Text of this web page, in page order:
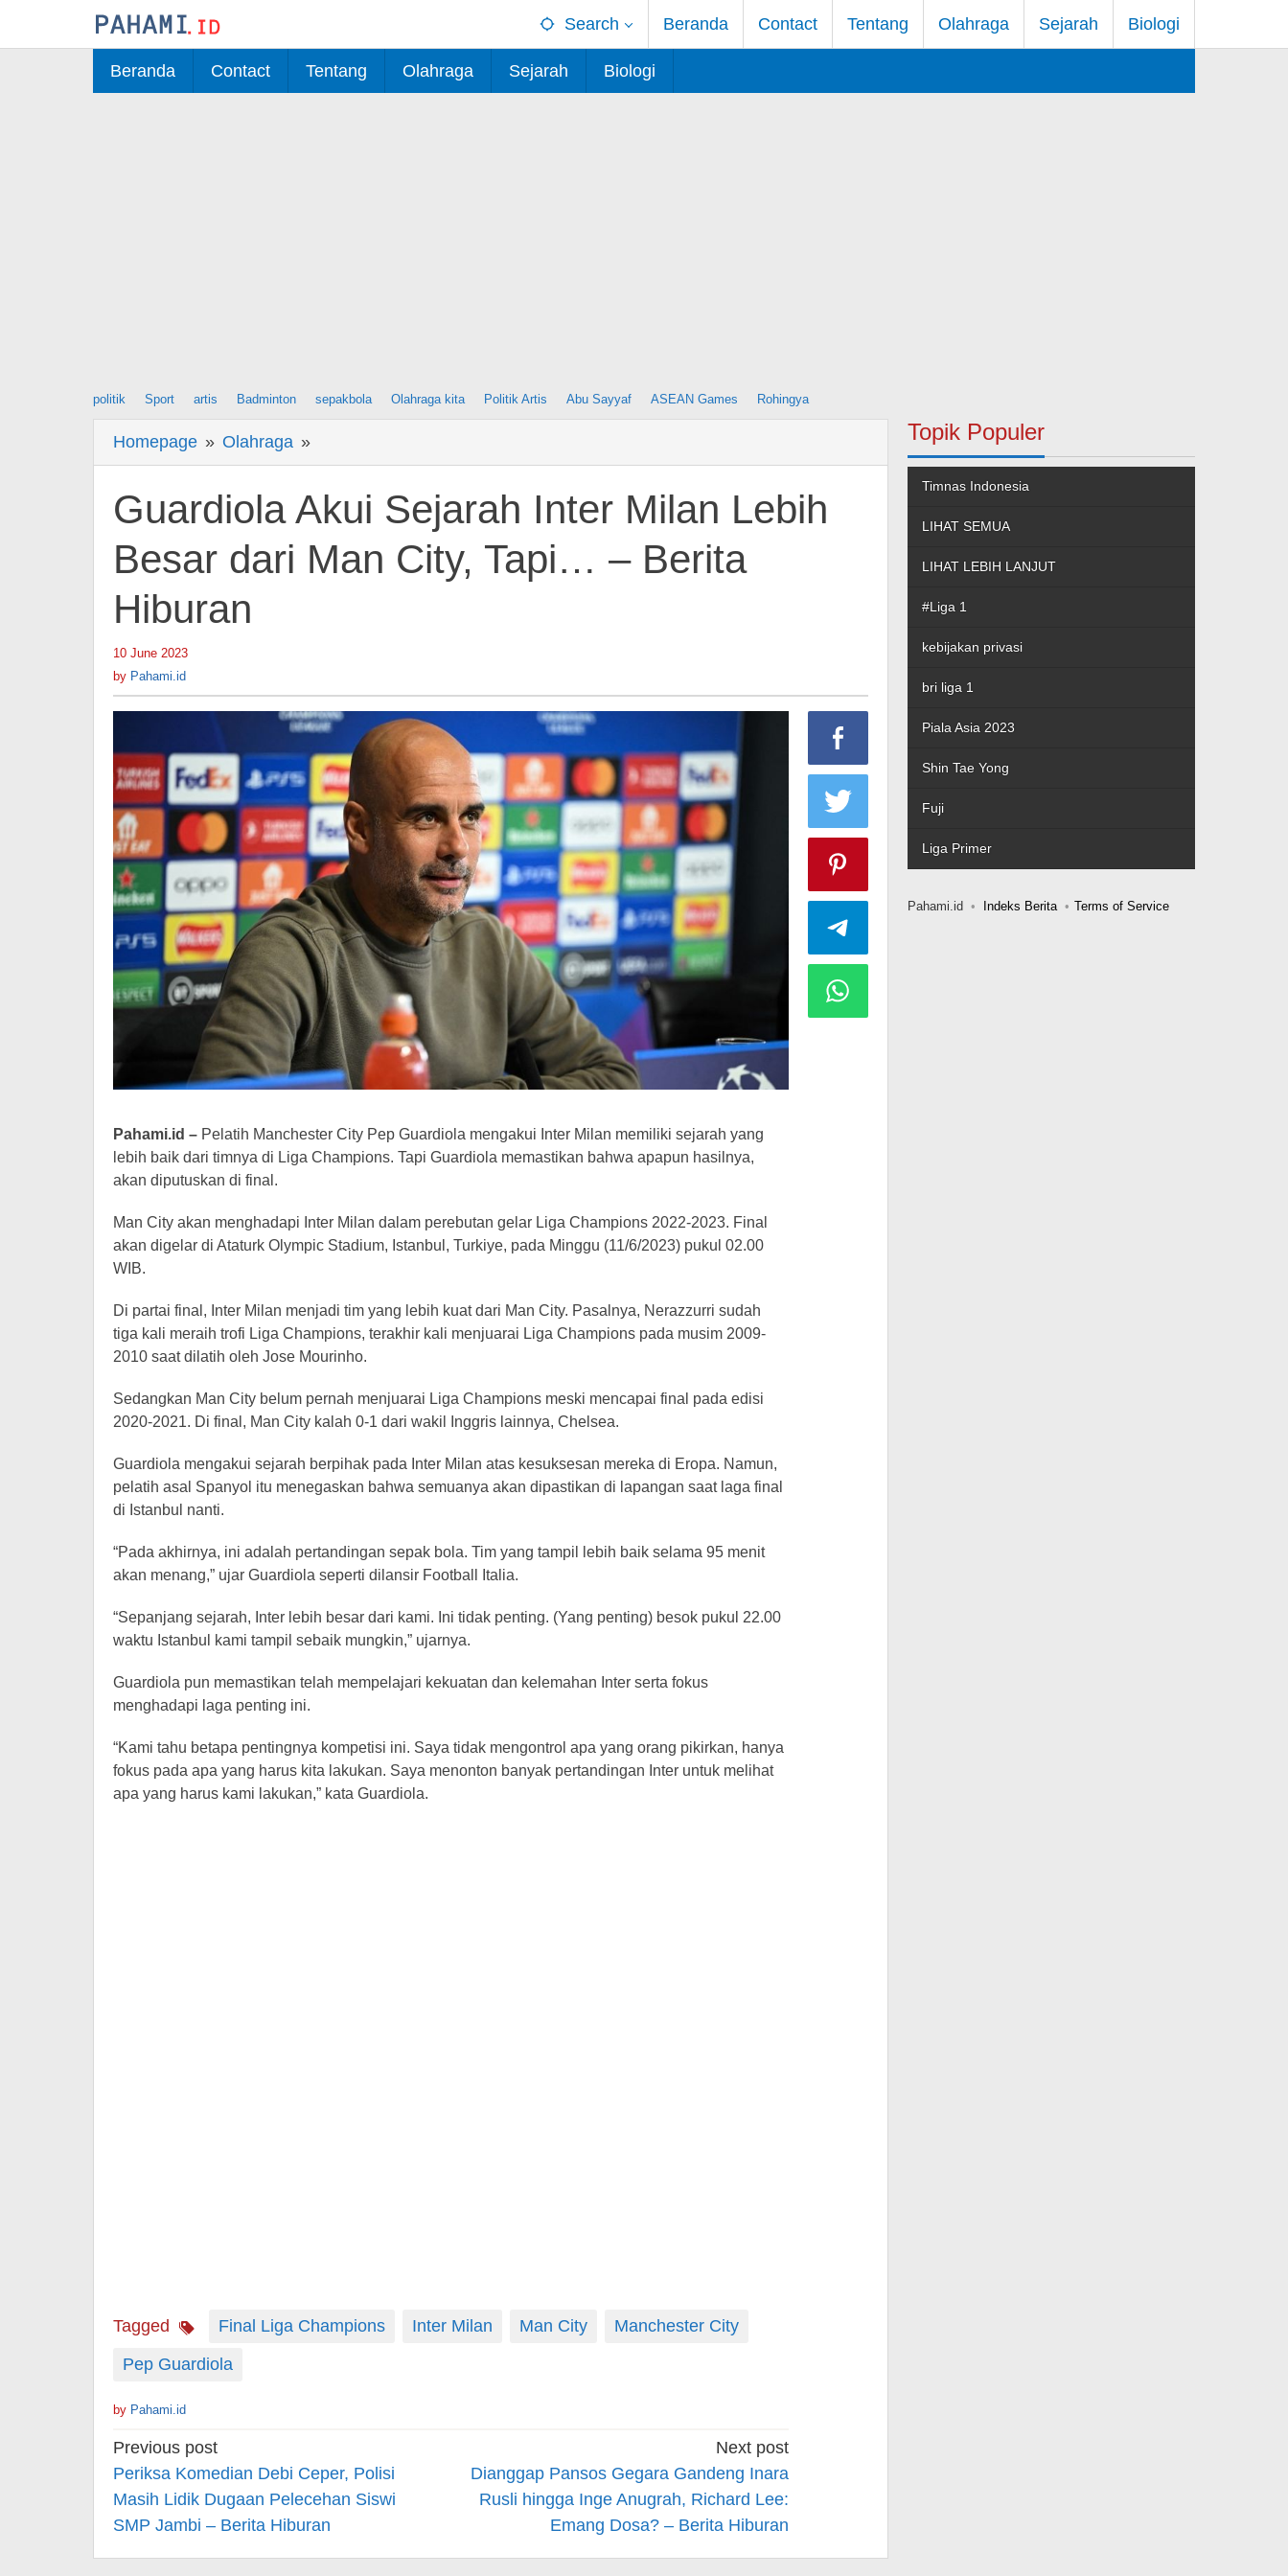
Search Beranda Contact Tentang Olahraga Sejarah Biologi
Beranda Contact Tentang Olahraga Sejarah Biologi
politik Sport artis Badminton sepakbola Olahraga kita Politik Artis Abu Sayyaf ASEAN Games Rohingya
Homepage » Olahraga »
Akui
Sejarah
Inter
Milan
Lebih
Tapi...
-
Berita
Hiburan
Guardiola Akui Sejarah Inter Milan Lebih
Besar dari Man City, Tapi… – Berita
Hiburan
10 June 2023
by Pahami.id
Pahami.id – Pelatih Manchester City Pep Guardiola mengakui Inter Milan memiliki sejarah yang
lebih baik dari timnya di Liga Champions. Tapi Guardiola memastikan bahwa apapun hasilnya,
akan diputuskan di final.
Man City akan menghadapi Inter Milan dalam perebutan gelar Liga Champions 2022-2023. Final
akan digelar di Ataturk Olympic Stadium, Istanbul, Turkiye, pada Minggu (11/6/2023) pukul 02.00
WIB.
Di partai final, Inter Milan menjadi tim yang lebih kuat dari Man City. Pasalnya, Nerazzurri sudah
tiga kali meraih trofi Liga Champions, terakhir kali menjuarai Liga Champions pada musim 2009-
2010 saat dilatih oleh Jose Mourinho.
Sedangkan Man City belum pernah menjuarai Liga Champions meski mencapai final pada edisi
2020-2021. Di final, Man City kalah 0-1 dari wakil Inggris lainnya, Chelsea.
Guardiola mengakui sejarah berpihak pada Inter Milan atas kesuksesan mereka di Eropa. Namun,
pelatih asal Spanyol itu menegaskan bahwa semuanya akan dipastikan di lapangan saat laga final
di Istanbul nanti.
“Pada akhirnya, ini adalah pertandingan sepak bola. Tim yang tampil lebih baik selama 95 menit
akan menang,” ujar Guardiola seperti dilansir Football Italia.
“Sepanjang sejarah, Inter lebih besar dari kami. Ini tidak penting. (Yang penting) besok pukul 22.00
waktu Istanbul kami tampil sebaik mungkin,” ujarnya.
Guardiola pun memastikan telah mempelajari kekuatan dan kelemahan Inter serta fokus
menghadapi laga penting ini.
“Kami tahu betapa pentingnya kompetisi ini. Saya tidak mengontrol apa yang orang pikirkan, hanya
fokus pada apa yang harus kita lakukan. Saya menonton banyak pertandingan Inter untuk melihat
apa yang harus kami lakukan,” kata Guardiola.
Tagged Final Liga Champions Inter Milan Man City
Manchester City
Pep Guardiola
by Pahami.id
Post
navigation
Previous post
Periksa Komedian Debi Ceper, Polisi
Masih Lidik Dugaan Pelecehan Siswi
SMP Jambi – Berita Hiburan
Next post
Dianggap Pansos Gegara Gandeng Inara
Rusli hingga Inge Anugrah, Richard Lee:
Emang Dosa? – Berita Hiburan
Topik Populer
Timnas Indonesia
LIHAT SEMUA
LIHAT LEBIH LANJUT
#Liga 1
kebijakan privasi
bri liga 1
Piala Asia 2023
Shin Tae Yong
Fuji
Liga Primer
Pahami.id Indeks Berita Terms of Service